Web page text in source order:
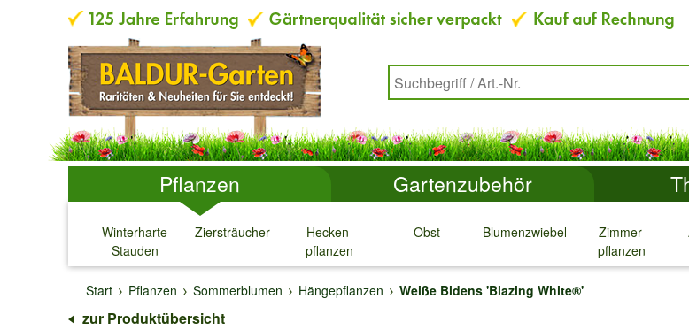
Pflanzen Gartenzubehör
Winterharte
Stauden
↓
Ziersträucher
↓
Hecken-
pflanzen
↓
Obst
↓
Blumenzwiebeln
↓
Zimmer-
pflanzen
↓
↓
Start
Pflanzen Sommerblumen Hängepflanzen Weiße Bidens 'Blazing White®'
zur Produktübersicht